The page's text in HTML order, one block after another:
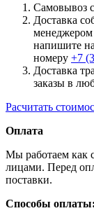
Самовывоз
Доставка
менеджером
напишите на
номеру +7
Доставка
заказы в
Расчитать
Оплата
Мы работаем как
лицами. Перед
поставки.
Способы оплаты: